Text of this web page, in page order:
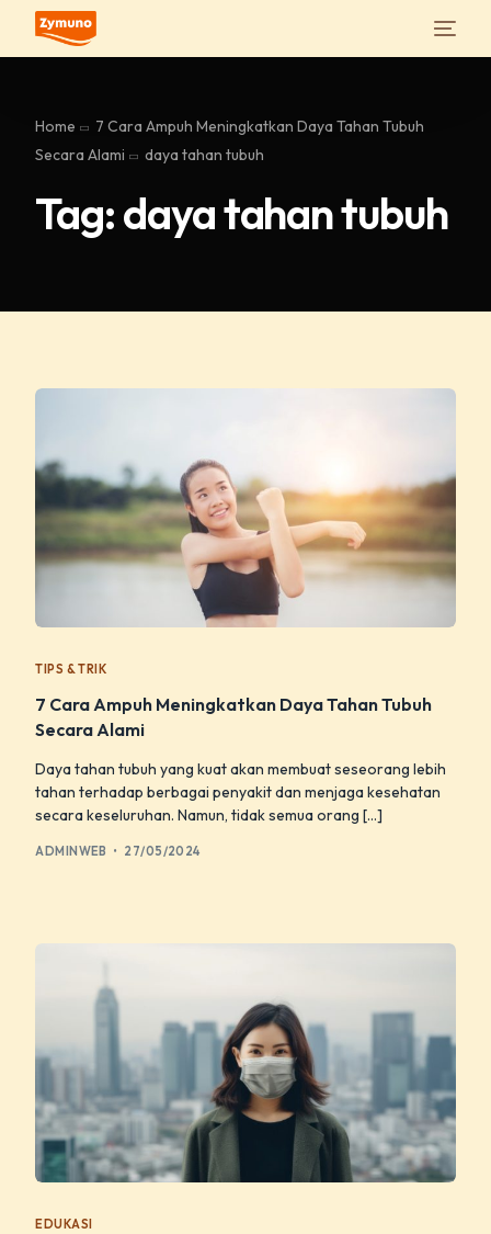
Home
7 Cara Ampuh Meningkatkan Daya Tahan Tubuh
Secara Alami
daya tahan tubuh
Tag:daya tahan tubuh
TIPS & TRIK
7 Cara Ampuh Meningkatkan Daya Tahan Tubuh
Secara Alami
Daya tahan tubuh yang kuat akan membuat seseorang lebih
tahan terhadap berbagai penyakit dan menjaga kesehatan
secara keseluruhan. Namun, tidak semua orang […]
ADMINWEB 27/05/2024
EDUKASI